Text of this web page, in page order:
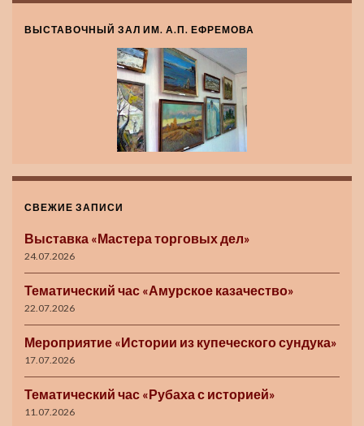
ВЫСТАВОЧНЫЙ ЗАЛ ИМ. А.П. ЕФРЕМОВА
СВЕЖИЕ ЗАПИСИ
Выставка «Мастера торговых дел»
24.07.2026
Тематический час «Амурское казачество»
22.07.2026
Мероприятие «Истории из купеческого сундука»
17.07.2026
Тематический час «Рубаха с историей»
11.07.2026